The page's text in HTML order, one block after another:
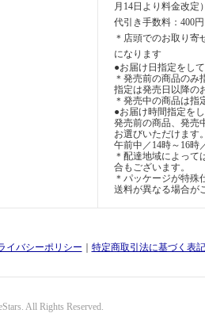
月14日より料金改定）
代引き手数料：400円
＊店頭でのお取り寄
になります
●お届け日指定をし
＊発売前の商品のみ
指定は発売日以降の
＊発売中の商品は指
●お届け時間指定を
発売前の商品、発売
お選びいただけます。
午前中／14時～16時
＊配達地域によって
合もございます。
＊パッケージが特殊
送料が異なる場合が
イバシーポリシー 特定商取引法に基づく表記
All Rights Reserved.